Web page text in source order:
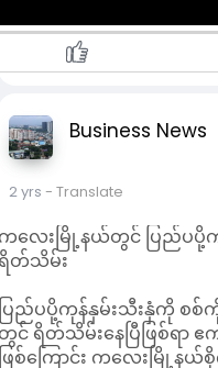
နည်းစနစ်နဲ့ စိုက်ပျိူ
နစ်နဲ့ စိုက်ပျိုးထုတ်လုပ်ထာ
ောင်းမွန်ပြီး ပြည်တွင်းစ
ြောသည်။Business News
2 yrs - Translate
လေးမြို့နယ်တွင် ပြည်ပပို့ကု
တ်သိမ်း
ြည်ပပို့ကုန်နှမ်းသီးနှံကို စစ်
င် ရိတ်သိမ်းနေပြီဖြစ်ရာ ဧ
ြစ်ကြောင်း ကလေးမြို့နယ်